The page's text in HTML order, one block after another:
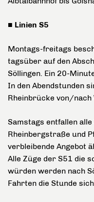
■ Linien S5
Montags-freitags
tagsüber auf den
Söllingen. Ein 20-
In den Abendstunden
Rheinbrücke von/
Samstags entfallen
Rheinbergstraße und
verbleibende Angebot
Alle Züge der S51 die
würden werden nach
Fahrten die Stunde